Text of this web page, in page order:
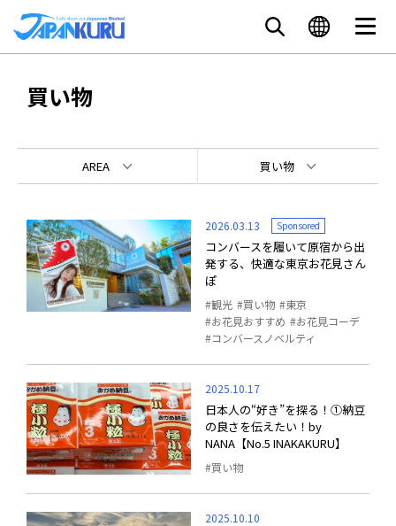
買い物
AREA 買い物
2026.03.13 Sponsored
コンバースを履いて原宿から出
発する、快適な東京お花見さん
ぽ
観光 買い物
東京
お花見おすすめ
お花見コーデ
コンバースノベルティ
2025.10.17
日本人の“好き”を探る！①納豆
の良さを伝えたい！by
NANA【No.5 INAKAKURU】
買い物
2025.10.10